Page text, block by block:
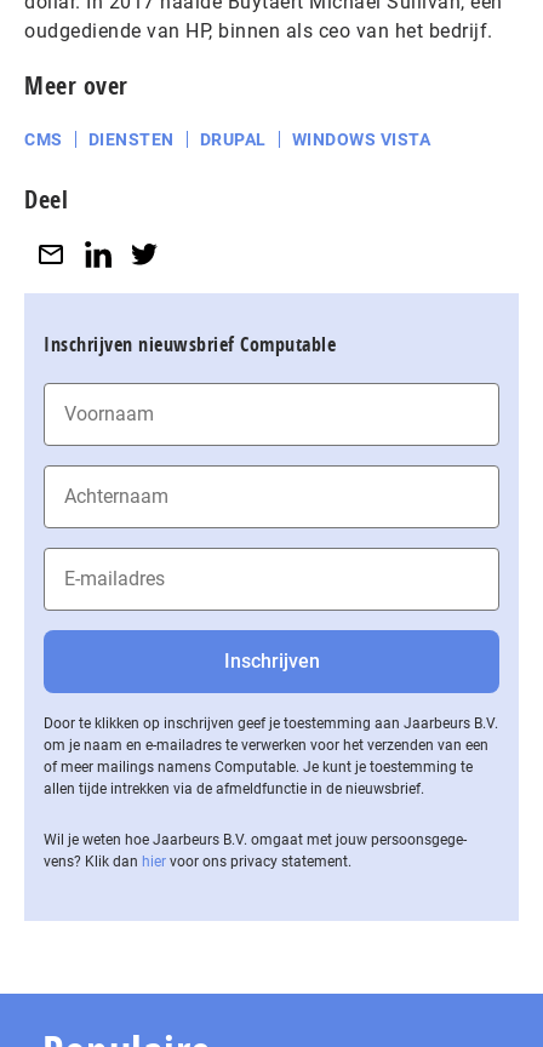
oudgediende van HP, binnen als ceo van het bedrijf.
Meer over
CMS DIENSTEN DRUPAL WINDOWS VISTA
Deel
Inschrijven nieuwsbrief Computable
Door te klikken op inschrijven geef je toestemming aan Jaarbeurs B.V.
om je naam en e-mailadres te verwerken voor het verzenden van een
of meer mailings namens Computable. Je kunt je toestemming te
allen tijde intrekken via de af­meld­func­tie in de nieuwsbrief.
Wil je weten hoe Jaarbeurs B.V. omgaat met jouw per­soons­ge­ge­
vens? Klik dan hier voor ons privacy statement.